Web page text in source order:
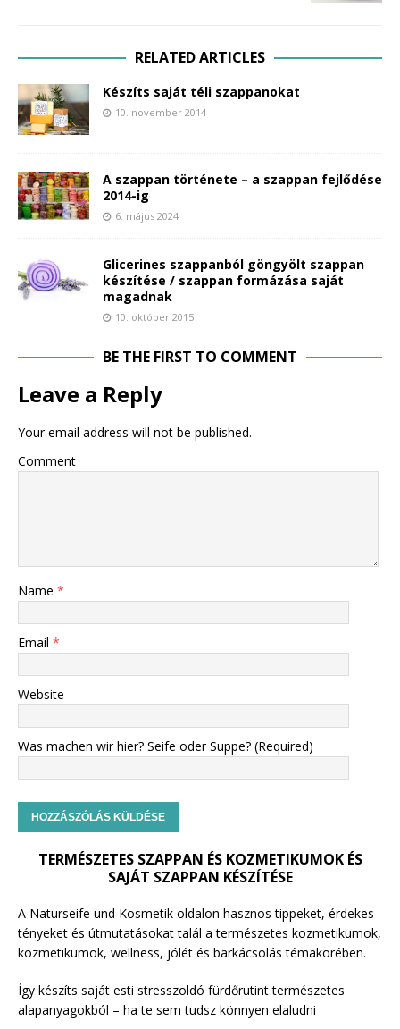
RELATED ARTICLES
Készíts saját téli szappanokat
10. november 2014
A szappan története – a szappan fejlődése
2014-ig
6. május 2024
Glicerines szappanból göngyölt szappan
készítése / szappan formázása saját
magadnak
10. október 2015
BE THE FIRST TO COMMENT
Leave a Reply
Your email address will not be published.
Comment
Name *
Email *
Website
Was machen wir hier? Seife oder Suppe? (Required)
TERMÉSZETES SZAPPAN ÉS KOZMETIKUMOK ÉS
SAJÁT SZAPPAN KÉSZÍTÉSE
A Naturseife und Kosmetik oldalon hasznos tippeket, érdekes
tényeket és útmutatásokat talál a természetes kozmetikumok,
kozmetikumok, wellness, jólét és barkácsolás témakörében.
Így készíts saját esti stresszoldó fürdőrutint természetes
alapanyagokból – ha te sem tudsz könnyen elaludni